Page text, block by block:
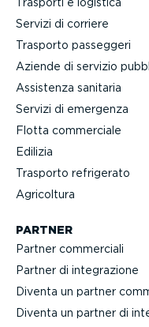
Servizi di corriere
Trasporto passeggeri
Aziende di servizio
Assistenza sanitaria
Servizi di emergenza
Flotta commerciale
Edilizia
Trasporto refrigerato
Agricoltura
PARTNER
Partner commerciali
Partner di integra­zione
Diventa un partner
Diventa un partner di